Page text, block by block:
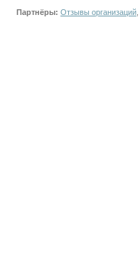
Партнёры: Отзывы организаций